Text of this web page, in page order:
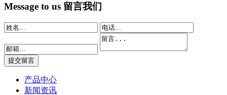
Message to us 留言我们
产品中心
新闻资讯